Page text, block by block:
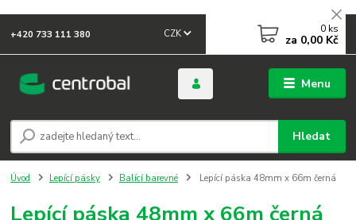
Menu
CZK
Hledat
+420 733 111 380 0 ks
za 0,00 Kč
Úvod Lepící pásky Balící barevné Lepící páska 48mm x 66m černá
Lepící páska 48mm x 66m černá